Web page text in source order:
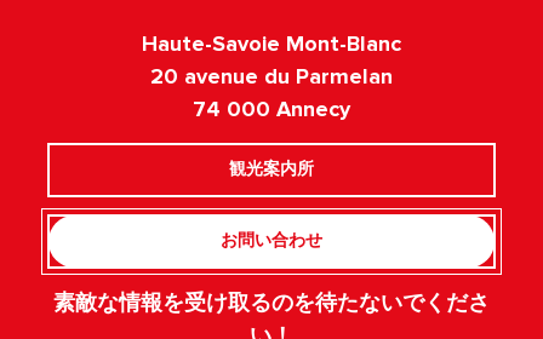
Haute-Savoie Mont-Blanc
20 avenue du Parmelan
74 000 Annecy
観光案内所
お問い合わせ
素敵な情報を受け取るのを待たないでくださ